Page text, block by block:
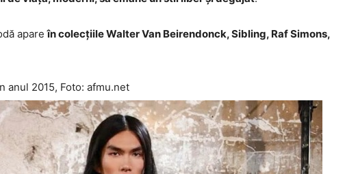
apareîn colecțiile Walter Van Beirendonck, Sibling, Raf Simons,
anul 2015, Foto: afmu.net